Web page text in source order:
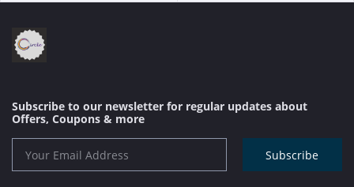
Subscribe to our newsletter for regular updates about
Offers, Coupons & more
Subscribe